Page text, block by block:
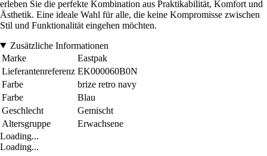
erleben Sie die perfekte Kombination aus Praktikabilität, Komfort und
Ästhetik. Eine ideale Wahl für alle, die keine Kompromisse zwischen
Stil und Funktionalität eingehen möchten.
Zusätzliche Informationen
Marke
Eastpak
Lieferantenreferenz EK000060B0N
Farbe
brize retro navy
Farbe
Blau
Geschlecht
Gemischt
Altersgruppe
Erwachsene
Loading...
Loading...